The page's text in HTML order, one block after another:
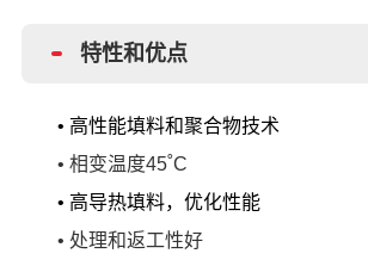
特性和优点
• 高性能填料和聚合物技术
• 相变温度45˚C
• 高导热填料，优化性能
• 处理和返工性好